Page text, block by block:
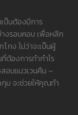
ป็นต้องมีการ
างรอบคอบ เพื่อหลีก
กง ไม่ว่าจะเป็นผู้
ต้องการทำกำไร
อบแนวเวนคืน –
ม จะช่วยให้คุณทำ